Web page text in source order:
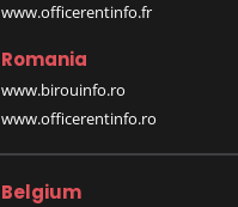
www.officerentinfo.fr
Romania
www.birouinfo.ro
www.officerentinfo.ro
Belgium